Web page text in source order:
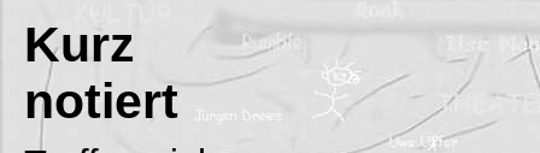
Kurz
notiert